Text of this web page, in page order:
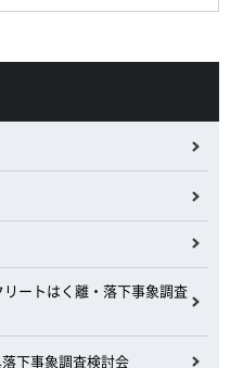
ートはく離・落下事象調査
下事象調査検討会